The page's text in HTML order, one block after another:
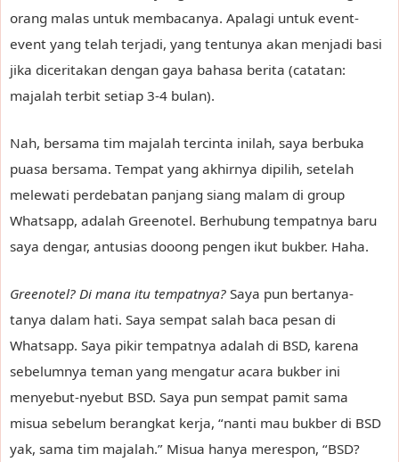
orang malas untuk membacanya. Apalagi untuk event-
event yang telah terjadi, yang tentunya akan menjadi basi
jika diceritakan dengan gaya bahasa berita (catatan:
majalah terbit setiap 3-4 bulan).
Nah, bersama tim majalah tercinta inilah, saya berbuka
puasa bersama. Tempat yang akhirnya dipilih, setelah
melewati perdebatan panjang siang malam di group
Whatsapp, adalah Greenotel. Berhubung tempatnya baru
saya dengar, antusias dooong pengen ikut bukber. Haha.
Greenotel? Di mana itu tempatnya? Saya pun bertanya-
tanya dalam hati. Saya sempat salah baca pesan di
Whatsapp. Saya pikir tempatnya adalah di BSD, karena
sebelumnya teman yang mengatur acara bukber ini
menyebut-nyebut BSD. Saya pun sempat pamit sama
misua sebelum berangkat kerja, “nanti mau bukber di BSD
yak, sama tim majalah.” Misua hanya merespon, “BSD?